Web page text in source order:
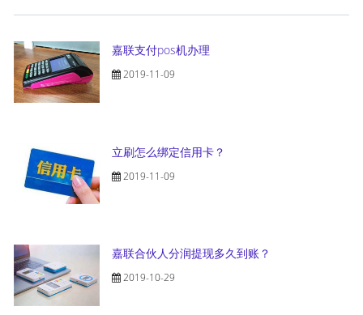
嘉联支付pos机办理
2019-11-09
立刷怎么绑定信用卡？
2019-11-09
嘉联合伙人分润提现多久到账？
2019-10-29